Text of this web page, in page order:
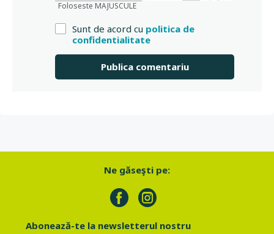
Foloseste MAJUSCULE
Sunt de acord cu politica de
confidentialitate
Ne găseşti pe:
Abonează-te la newsletterul nostru